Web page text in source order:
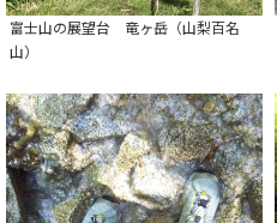
富士山の展望台 竜ヶ岳（山梨百名
山）